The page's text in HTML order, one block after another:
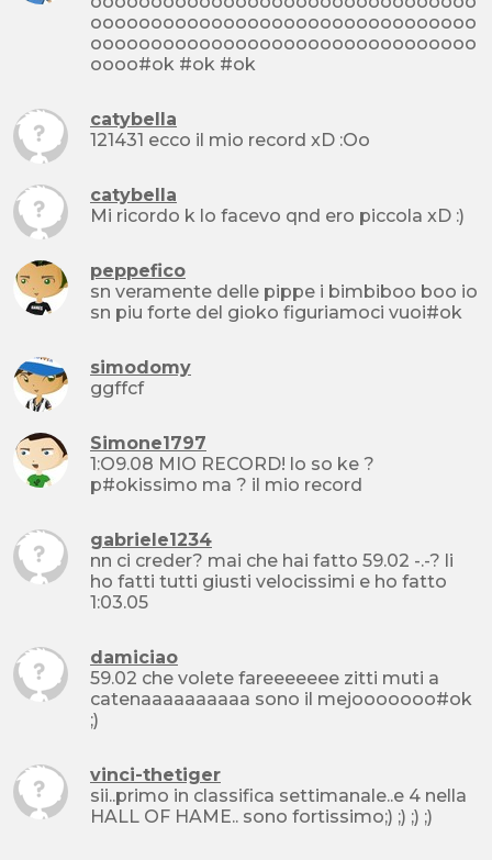
oooooooooooooooooooooooooooooooo
oooooooooooooooooooooooooooooooo
oooo#ok #ok #ok
catybella
121431 ecco il mio record xD :Oo
catybella
Mi ricordo k lo facevo qnd ero piccola xD :)
peppefico
sn veramente delle pippe i bimbiboo boo io
sn piu forte del gioko figuriamoci vuoi#ok
simodomy
ggffcf
Simone1797
1:O9.08 MIO RECORD! lo so ke ?
p#okissimo ma ? il mio record
gabriele1234
nn ci creder? mai che hai fatto 59.02 -.-? li
ho fatti tutti giusti velocissimi e ho fatto
1:03.05
damiciao
59.02 che volete fareeeeeee zitti muti a
catenaaaaaaaaaa sono il mejooooooo#ok
;)
vinci-thetiger
sii..primo in classifica settimanale..e 4 nella
HALL OF HAME.. sono fortissimo;) ;) ;) ;)